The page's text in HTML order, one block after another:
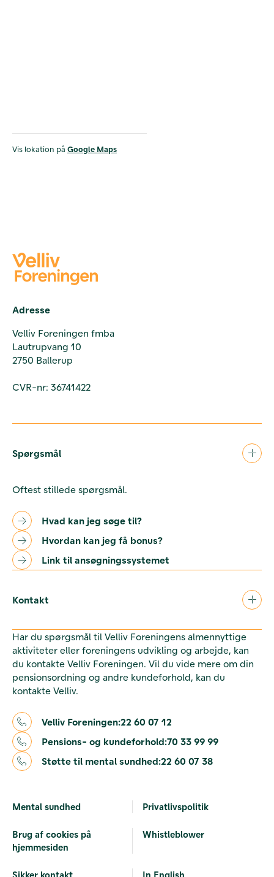
Vis lokation på Google Maps
Adresse
Velliv Foreningen fmba
Lautrupvang 10
2750 Ballerup
CVR-nr: 36741422
Spørgsmål
Oftest stillede spørgsmål.
Hvad kan jeg søge til?
Hvordan kan jeg få bonus?
Link til ansøgningssystemet
Kontakt
Har du spørgsmål til Velliv Foreningens almennyttige
aktiviteter eller foreningens udvikling og arbejde, kan
du kontakte Velliv Foreningen. Vil du vide mere om din
pensionsordning og andre kundeforhold, kan du
kontakte Velliv.
Velliv Foreningen:22 60 07 12
Pensions- og kundeforhold:70 33 99 99
Støtte til mental sundhed:22 60 07 38
Mental sundhed Privatlivspolitik
Brug af cookies på
hjemmesiden
Whistleblower
Sikker kontakt In English